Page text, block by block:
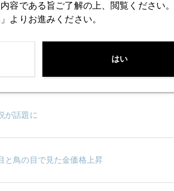
期決戦の訓練」波紋広がる米軍幹部発言
が話題に
と鳥の目で見た金価格上昇
容である旨ご了解の上、閲覧ください。
よりお進みください。
はい